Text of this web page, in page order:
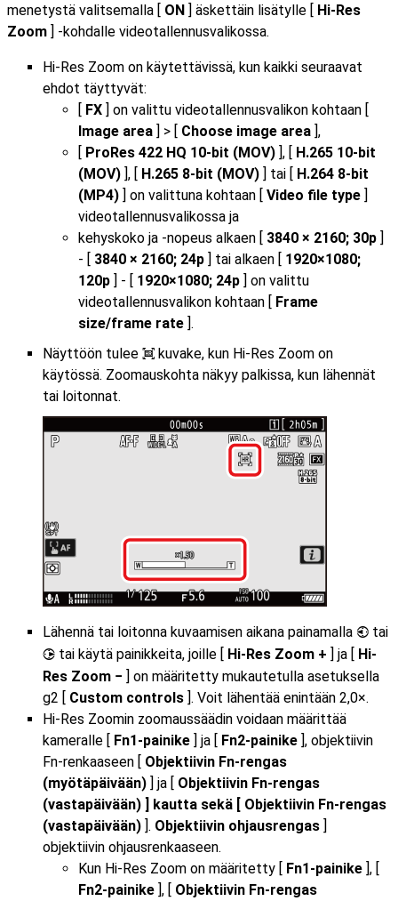
menetystä valitsemalla [ ON ] äskettäin lisätylle [ Hi-Res
Zoom ] -kohdalle videotallennusvalikossa.
Hi-Res Zoom on käytettävissä, kun kaikki seuraavat
ehdot täyttyvät:
[ FX ] on valittu videotallennusvalikon kohtaan [
Image area ] > [ Choose image area ],
[ ProRes 422 HQ 10-bit (MOV) ], [ H.265 10-bit
(MOV) ], [ H.265 8-bit (MOV) ] tai [ H.264 8-bit
(MP4) ] on valittuna kohtaan [ Video file type ]
videotallennusvalikossa ja
kehyskoko ja -nopeus alkaen [ 3840 × 2160; 30p ]
- [ 3840 × 2160; 24p ] tai alkaen [ 1920×1080;
120p ] - [ 1920×1080; 24p ] on valittu
videotallennusvalikon kohtaan [ Frame
size/frame rate ].
Näyttöön tulee H kuvake, kun Hi-Res Zoom on
käytössä. Zoomauskohta näkyy palkissa, kun lähennät
tai loitonnat.
Lähennä tai loitonna kuvaamisen aikana painamalla 4 tai
2 tai käytä painikkeita, joille [ Hi-Res Zoom + ] ja [ Hi-
Res Zoom − ] on määritetty mukautetulla asetuksella
g2 [ Custom controls ]. Voit lähentää enintään 2,0×.
Hi-Res Zoomin zoomaussäädin voidaan määrittää
kameralle [ Fn1-painike ] ja [ Fn2-painike ], objektiivin
Fn-renkaaseen [ Objektiivin Fn-rengas
(myötäpäivään) ] ja [ Objektiivin Fn-rengas
(vastapäivään) ] kautta sekä [ Objektiivin Fn-rengas
(vastapäivään) ]. Objektiivin ohjausrengas ]
objektiivin ohjausrenkaaseen.
Kun Hi-Res Zoom on määritetty [ Fn1-painike ], [
Fn2-painike ], [ Objektiivin Fn-rengas